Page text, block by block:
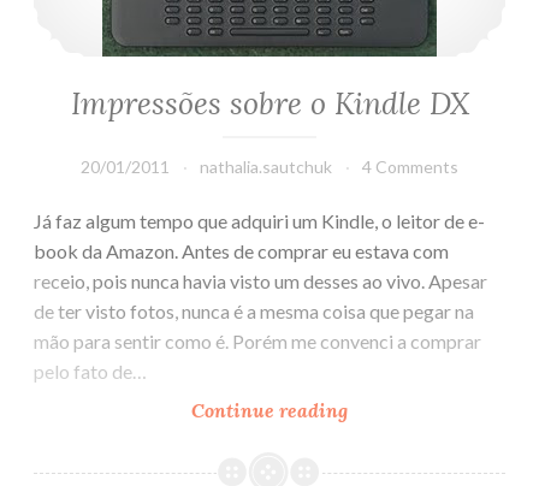
Impressões sobre o Kindle DX
20/01/2011 nathalia.sautchuk 4 Comments
Já faz algum tempo que adquiri um Kindle, o leitor de e-
book da Amazon. Antes de comprar eu estava com
receio, pois nunca havia visto um desses ao vivo. Apesar
de ter visto fotos, nunca é a mesma coisa que pegar na
mão para sentir como é. Porém me convenci a comprar
pelo fato de…
Continue reading
o